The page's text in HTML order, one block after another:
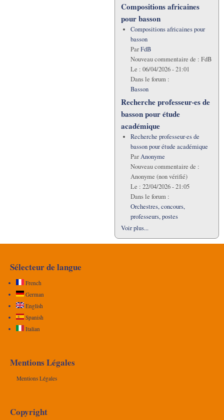
Compositions africaines
pour basson
Compositions africaines pour
basson
ParFdB
Nouveau commentaire de : FdB
Le : 06/04/2026 - 21:01
Dans le forum :
Basson
Recherche professeur·es de
basson pour étude
académique
Recherche professeur·es de
basson pour étude académique
ParAnonyme
Nouveau commentaire de :
Anonyme (non vérifié)
Le : 22/04/2026 - 21:05
Dans le forum :
Orchestres, concours,
professeurs, postes
Voir plus...
Sélecteur de langue
French
German
English
Spanish
Italian
Mentions Légales
Mentions Légales
Copyright